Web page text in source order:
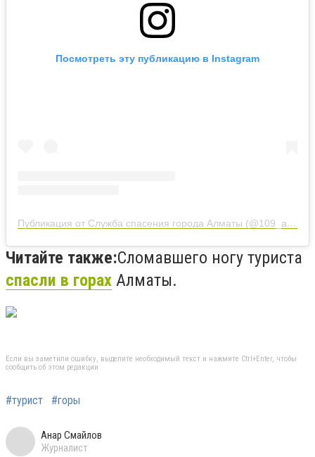
Посмотреть эту публикацию в Instagram
Публикация от Служба спасения города Алматы (@109_almaty)
Читайте также:Сломавшего ногу туриста
спасли в горах Алматы.
Если вы заметили ошибку, выделите необходимый текст и нажмите Ctrl+Enter, чтобы
сообщить об этом редакции
#турист #горы
Анар Смайлов
Журналист